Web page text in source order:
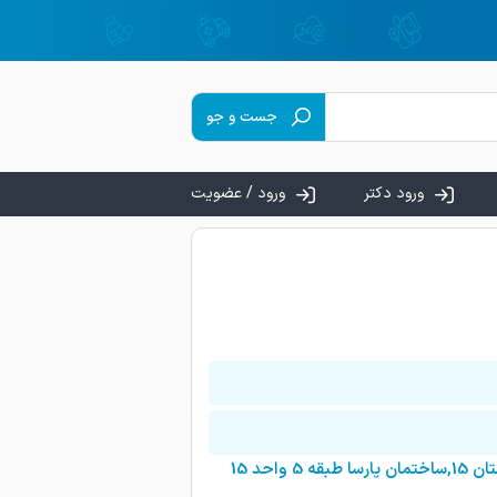
جست و جو
ورود دکتر ورود / عضویت
15